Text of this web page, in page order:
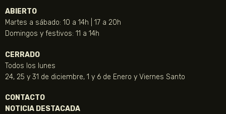
ABIERTO
Martes a sábado: 10 a 14h | 17 a 20h
Domingos y festivos: 11 a 14h
CERRADO
Todos los lunes
24, 25 y 31 de diciembre, 1 y 6 de Enero y Viernes Santo
CONTACTO
NOTICIA DESTACADA